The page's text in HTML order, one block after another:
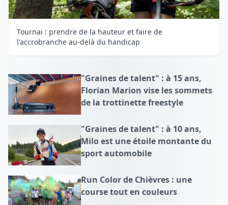
Tournai : prendre de la hauteur et faire de
l'accrobranche au-delà du handicap
"Graines de talent" : à 15 ans,
Florian Marion vise les sommets
de la trottinette freestyle
"Graines de talent" : à 10 ans,
Milo est une étoile montante du
sport automobile
Run Color de Chièvres : une
course tout en couleurs